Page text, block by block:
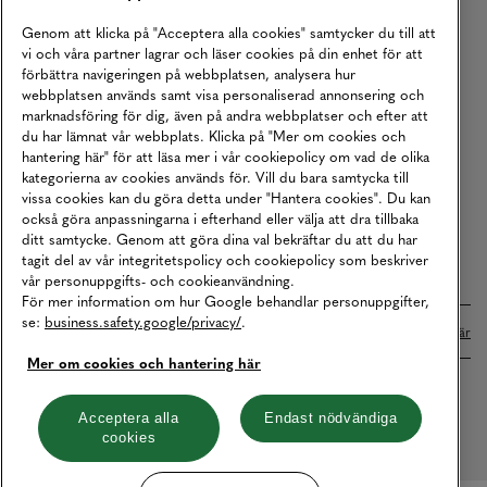
Köpvillkor
Karriär
Vårt Ansvar
Våra Tjänster
Press
Studentrabatt
B2B
Tillgänglighetsredogörelse
Betalningar online sköts i samarbete med Klarna. Läs mer här
Cookies Integritetspolicy
Hantera cookies
Genom att klicka på "Acceptera alla cookies" samtycker du till att
vi och våra partner lagrar och läser cookies på din enhet för att
förbättra navigeringen på webbplatsen, analysera hur
webbplatsen används samt visa personaliserad annonsering och
marknadsföring för dig, även på andra webbplatser och efter att
du har lämnat vår webbplats. Klicka på "Mer om cookies och
hantering här" för att läsa mer i vår cookiepolicy om vad de olika
kategorierna av cookies används för. Vill du bara samtycka till
vissa cookies kan du göra detta under "Hantera cookies". Du kan
också göra anpassningarna i efterhand eller välja att dra tillbaka
ditt samtycke. Genom att göra dina val bekräftar du att du har
tagit del av vår integritetspolicy och cookiepolicy som beskriver
vår personuppgifts- och cookieanvändning.
För mer information om hur Google behandlar personuppgifter,
se: business.safety.google/privacy/.
Mer om cookies och hantering här
Acceptera alla
cookies
Endast nödvändiga